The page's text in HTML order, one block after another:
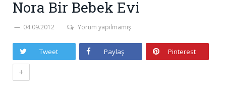
Nora Bir Bebek Evi
04.09.2012 Yorum yapılmamış
Tweet Paylaş Pinterest
+